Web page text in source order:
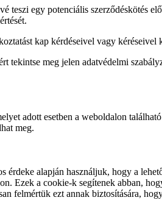
teszi egy potenciális szerződéskötés
kap kérdéseivel vagy kéréseivel
tekintse meg jelen adatvédelmi
adott esetben a weboldalon
meg.
érdeke alapján használjuk, hogy a
Ezek a cookie-k segítenek abban,
felmértük ezt annak biztosítására,